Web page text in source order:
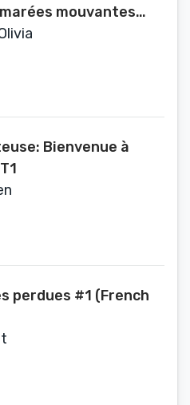
mouvantes
Bienvenue à
perdues #1 (French